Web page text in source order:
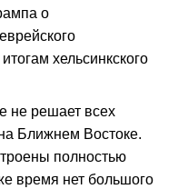
о
хельсинкского
не решает всех
Ближнем Востоке.
полностью
время нет большого